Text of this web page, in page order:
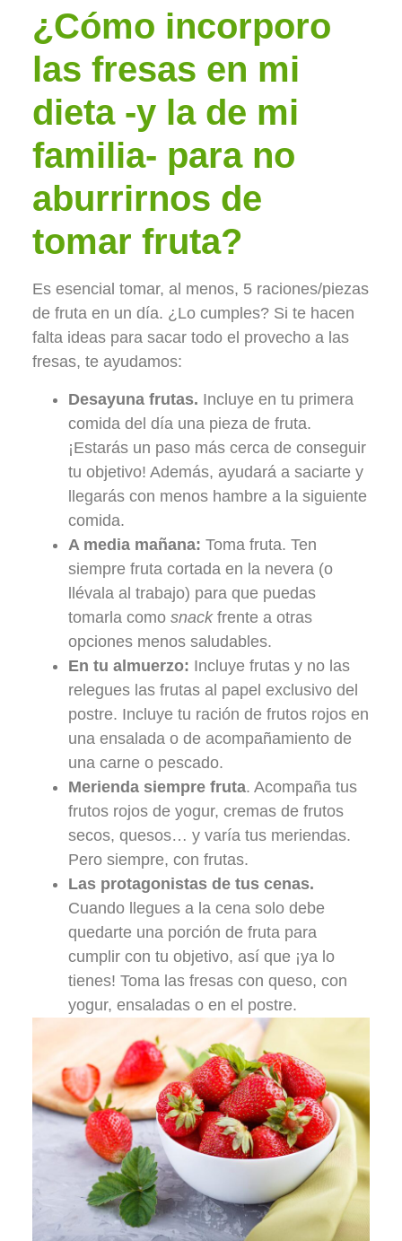
¿Cómo incorporo
las fresas en mi
dieta -y la de mi
familia- para no
aburrirnos de
tomar fruta?
Es esencial tomar, al menos, 5 raciones/piezas
de fruta en un día. ¿Lo cumples? Si te hacen
falta ideas para sacar todo el provecho a las
fresas, te ayudamos:
Desayuna frutas. Incluye en tu primera
comida del día una pieza de fruta.
¡Estarás un paso más cerca de conseguir
tu objetivo! Además, ayudará a saciarte y
llegarás con menos hambre a la siguiente
comida.
A media mañana: Toma fruta. Ten
siempre fruta cortada en la nevera (o
llévala al trabajo) para que puedas
tomarla como snackfrente a otras
opciones menos saludables.
En tu almuerzo: Incluye frutas y no las
relegues las frutas al papel exclusivo del
postre. Incluye tu ración de frutos rojos en
una ensalada o de acompañamiento de
una carne o pescado.
Merienda siempre fruta. Acompaña tus
frutos rojos de yogur, cremas de frutos
secos, quesos… y varía tus meriendas.
Pero siempre, con frutas.
Las protagonistas de tus cenas.
Cuando llegues a la cena solo debe
quedarte una porción de fruta para
cumplir con tu objetivo, así que ¡ya lo
tienes! Toma las fresas con queso, con
yogur, ensaladas o en el postre.